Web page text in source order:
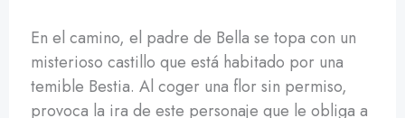
En el camino, el padre de Bella se topa con un
misterioso castillo que está habitado por una
temible Bestia. Al coger una flor sin permiso,
provoca la ira de este personaje que le obliga a